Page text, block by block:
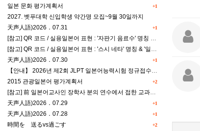
+1
일본 문화 평가계획서
2027. 벳푸대학 신입학생 약간명 모집~9월 30일까지
+1
天声人語)2026．07.31
[참고] QR 코드 / 실용일본어 표현 : '자판기 음료수' 명칭 & '드럭스토어 약품명' 알아맞히기
[참고] QR 코드 / 실용일본어 표현 : '스시 네타' 명칭 & '일본편의점 상품명' 학습 게임
+1
天声人語)2026．07.30
【안내】 2026년 제2회 JLPT 일본어능력시험 정규접수 일정
+2
2015 관광일본어 평가계획서
[참고] 前 일본어교사인 장학사 분의 연수에서 접한 교과세특작성(매력있는 세특) Tip
+1
天声人語)2026．07.29
+1
天声人語)2026．07.28
+2
時間を 送るvs過ごす